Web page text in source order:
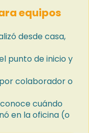
equipos
desde casa,
punto de inicio y
colaborador o
cuándo
en la oficina (o